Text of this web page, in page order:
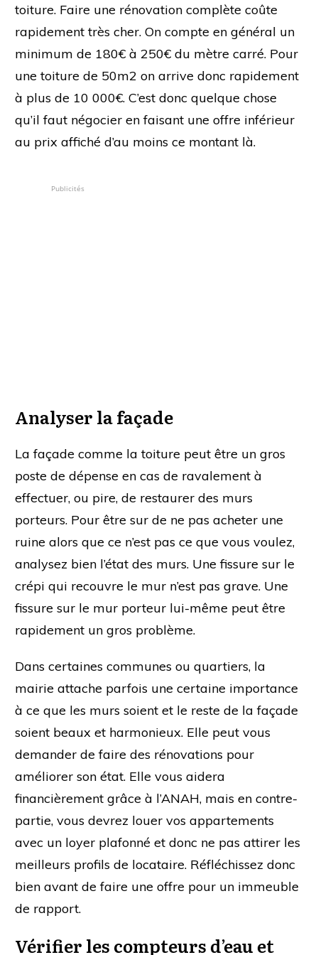
toiture. Faire une rénovation complète coûte
rapidement très cher. On compte en général un
minimum de 180€ à 250€ du mètre carré. Pour
une toiture de 50m2 on arrive donc rapidement
à plus de 10 000€. C’est donc quelque chose
qu’il faut négocier en faisant une offre inférieur
au prix affiché d’au moins ce montant là.
Publicités
Analyser la façade
La façade comme la toiture peut être un gros
poste de dépense en cas de ravalement à
effectuer, ou pire, de restaurer des murs
porteurs. Pour être sur de ne pas acheter une
ruine alors que ce n’est pas ce que vous voulez,
analysez bien l’état des murs. Une fissure sur le
crépi qui recouvre le mur n’est pas grave. Une
fissure sur le mur porteur lui-même peut être
rapidement un gros problème.
Dans certaines communes ou quartiers, la
mairie attache parfois une certaine importance
à ce que les murs soient et le reste de la façade
soient beaux et harmonieux. Elle peut vous
demander de faire des rénovations pour
améliorer son état. Elle vous aidera
financièrement grâce à l’ANAH, mais en contre-
partie, vous devrez louer vos appartements
avec un loyer plafonné et donc ne pas attirer les
meilleurs profils de locataire. Réfléchissez donc
bien avant de faire une offre pour un immeuble
de rapport.
Vérifier les compteurs d’eau et